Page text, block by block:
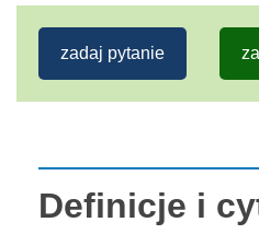
zadaj pytanie
Definicje i